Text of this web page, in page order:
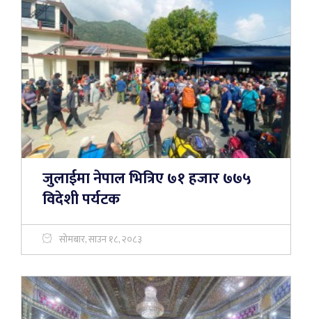
जुलाईमा नेपाल भित्रिए ७१ हजार ७७५
विदेशी पर्यटक
सोमबार, साउन १८, २०८३